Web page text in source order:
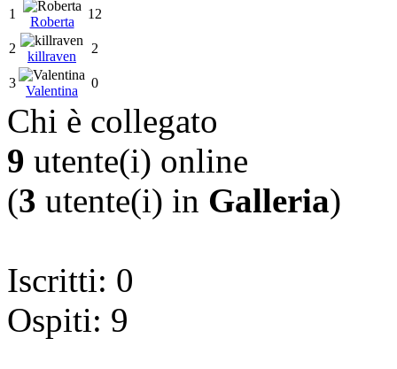
1
Roberta
12
2
killraven
2
3
Valentina
0
Chi è collegato
9 utente(i) online
(3 utente(i) in Galleria)
Iscritti: 0
Ospiti: 9